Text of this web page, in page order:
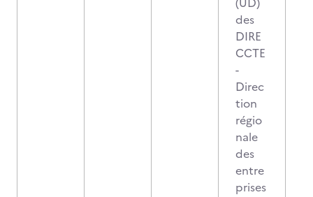
des
DIRE
CCTE
-
Direc
tion
régio
nale
des
entre
prises